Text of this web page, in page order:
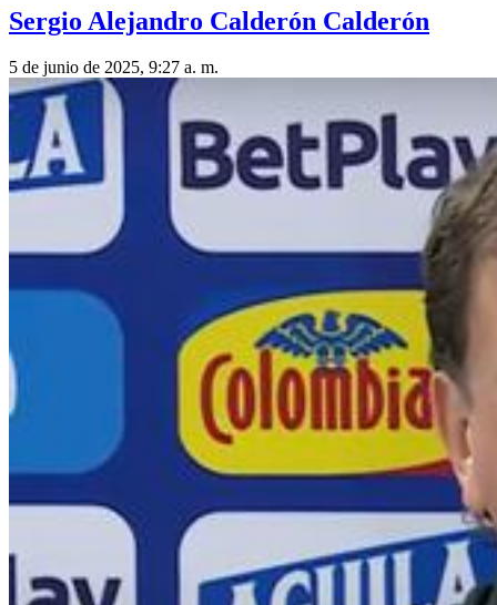
Sergio Alejandro Calderón Calderón
5 de junio de 2025, 9:27 a. m.